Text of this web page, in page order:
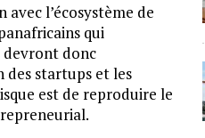
l’écosystème de
qui
devront donc
des startups et les
est de reproduire le